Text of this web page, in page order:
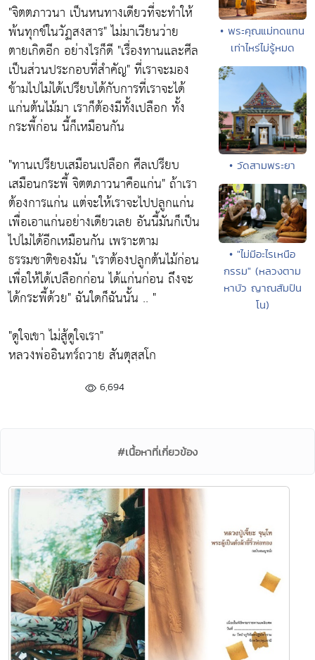
"จิตตภาวนา เป็นหนทางเดียวที่จะทำให้
พ้นทุกข์ในวัฏสงสาร"ไม่มาเวียนว่าย
ตายเกิดอีก อย่างไรก็ดี "เรื่องทานและศีล
เป็นส่วนประกอบที่สำคัญ"ที่เราจะมอง
ข้ามไปไม่ได้เปรียบได้กับการที่เราจะได้
แก่นต้นไม้มา เราก็ต้องมีทั้งเปลือก ทั้ง
กระพี้ก่อน นี้ก็เหมือนกัน
"ทานเปรียบเสมือนเปลือก ศีลเปรียบ
เสมือนกระพี้ จิตตภาวนาคือแก่น"ถ้าเรา
ต้องการแก่น แต่จะให้เราจะไปปลูกแก่น
เพื่อเอาแก่นอย่างเดียวเลย อันนี้มันก็เป็น
ไปไม่ได้อีกเหมือนกัน เพราะตาม
ธรรมชาติของมัน "เราต้องปลูกต้นไม้ก่อน
เพื่อให้ได้เปลือกก่อน ได้แก่นก่อน ถึงจะ
ได้กระพี้ด้วย"ฉันใดก็ฉันนั้น .. "
"ดูใจเขา ไม่สู้ดูใจเรา"
หลวงพ่ออินทร์ถวาย สันตุสฺสโก
6,694
• พระคุณแม่ทดแทน
เท่าไหร่ไม่รู้หมด
• วัดสามพระยา
• "ไม่มีอะไรเหนือ
กรรม" (หลวงตาม
หาบัว ญาณสัมปัน
โน)
#เนื้อหาที่เกี่ยวข้อง